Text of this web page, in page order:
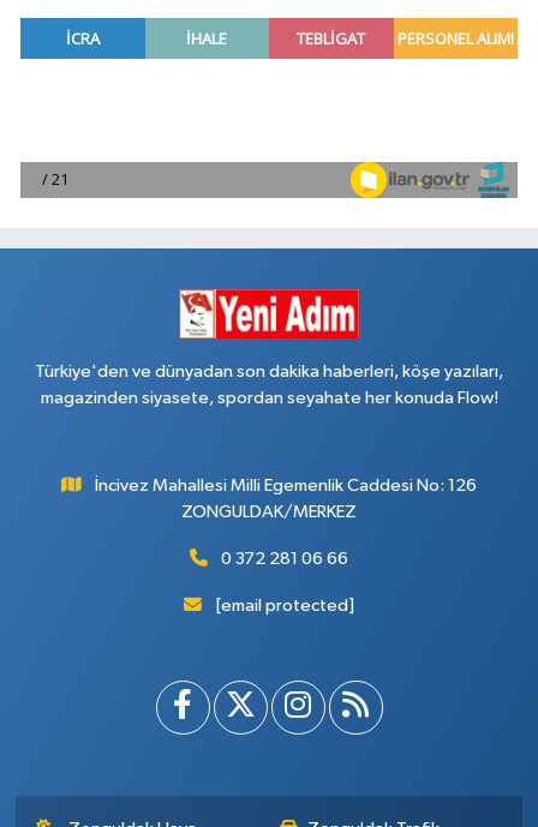
Türkiye'den ve dünyadan son dakika haberleri, köşe yazıları,
magazinden siyasete, spordan seyahate her konuda Flow!
İncivez Mahallesi Milli Egemenlik Caddesi No: 126
ZONGULDAK/MERKEZ
0 372 281 06 66
[email protected]